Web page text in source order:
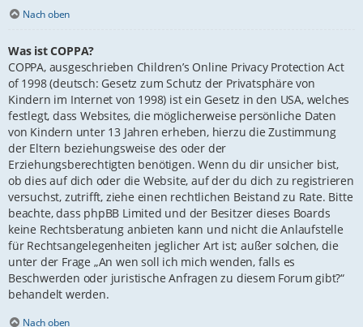
Nach oben
Was ist COPPA?
COPPA, ausgeschrieben Children’s Online Privacy Protection Act
of 1998 (deutsch: Gesetz zum Schutz der Privatsphäre von
Kindern im Internet von 1998) ist ein Gesetz in den USA, welches
festlegt, dass Websites, die möglicherweise persönliche Daten
von Kindern unter 13 Jahren erheben, hierzu die Zustimmung
der Eltern beziehungsweise des oder der
Erziehungsberechtigten benötigen. Wenn du dir unsicher bist,
ob dies auf dich oder die Website, auf der du dich zu registrieren
versuchst, zutrifft, ziehe einen rechtlichen Beistand zu Rate. Bitte
beachte, dass phpBB Limited und der Besitzer dieses Boards
keine Rechtsberatung anbieten kann und nicht die Anlaufstelle
für Rechtsangelegenheiten jeglicher Art ist; außer solchen, die
unter der Frage „An wen soll ich mich wenden, falls es
Beschwerden oder juristische Anfragen zu diesem Forum gibt?“
behandelt werden.
Nach oben